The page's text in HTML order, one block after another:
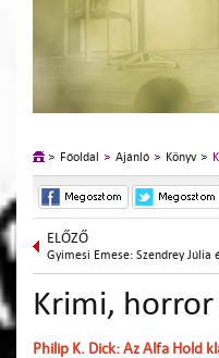
Főoldal Ajánló Könyv
ELŐZŐ
Gyimesi Emese: Szendrey Júlia
Krimi,
Philip K. Dick: Az Alfa Hold